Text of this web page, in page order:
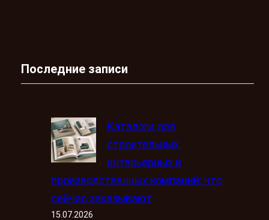
Последние записи
Каталоги для
строительных,
интерьерных и
производственных компаний: что
сейчас заказывают
15.07.2026